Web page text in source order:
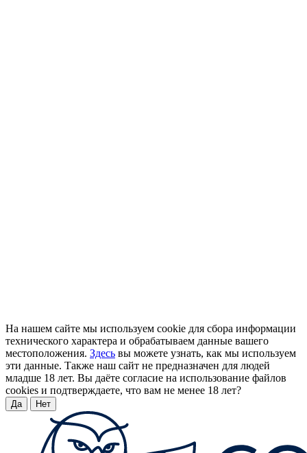
На нашем сайте мы используем cookie для сбора информации
технического характера и обрабатываем данные вашего
местоположения. Здесь вы можете узнать, как мы используем
эти данные. Также наш сайт не предназначен для людей
младше 18 лет. Вы даёте согласие на использование файлов
cookies и подтверждаете, что вам не менее 18 лет?
Да Нет